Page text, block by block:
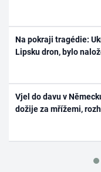
Na pokraji tragédie:
Lipsku dron, bylo
Vjel do davu v
dožije za mřížemi,